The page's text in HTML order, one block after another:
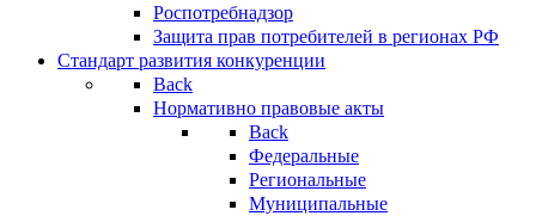
Роспотребнадзор
Защита прав потребителей в регионах РФ
Стандарт развития конкуренции
Back
Нормативно правовые акты
Back
Федеральные
Региональные
Муниципальные